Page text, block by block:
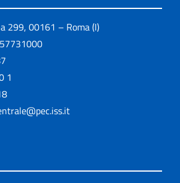
299, 00161 – Roma (I)
1